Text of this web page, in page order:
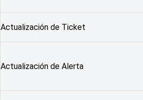
Actualización de Ticket
Actualización de Alerta